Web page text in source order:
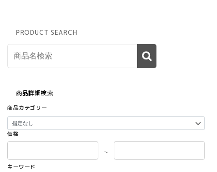
PRODUCT SEARCH
商品詳細検索
商品カテゴリー
価格
～
キーワード